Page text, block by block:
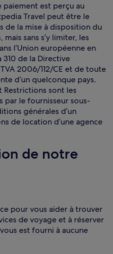
paiement est perçu au
Travel peut être le
de la mise à disposition du
sans s’y limiter, les
l’Union européenne en
de la Directive
2006/112/CE et de toute
d’un quelconque pays.
Restrictions sont les
par le fournisseur sous-
générales d’un
de location d’une agence
de notre
pour vous aider à trouver
de voyage et à réserver
est fourni à aucune